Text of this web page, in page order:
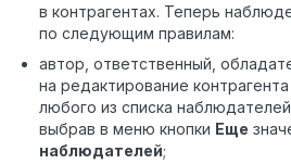
в контрагентах. Теперь
по следующим правилам:
автор, ответственный,
на редактирование
любого из списка
выбрав в меню кнопки Еще
наблюдателей;